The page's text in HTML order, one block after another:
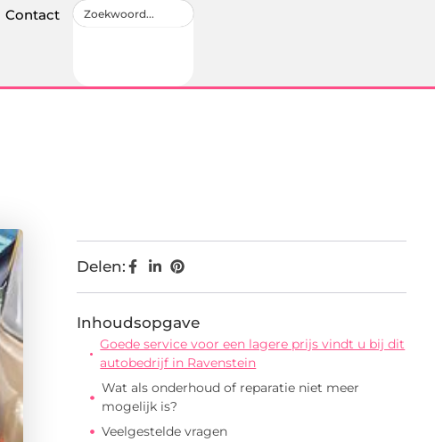
Contact
Delen:
Inhoudsopgave
Goede service voor een lagere prijs vindt u bij dit
autobedrijf in Ravenstein
Wat als onderhoud of reparatie niet meer
mogelijk is?
Veelgestelde vragen